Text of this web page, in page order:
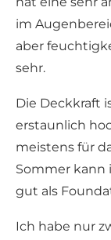
im
aber
sehr.
Die Deckkraft
erstaunlich
meistens für
Sommer kann
gut als
Ich habe nur